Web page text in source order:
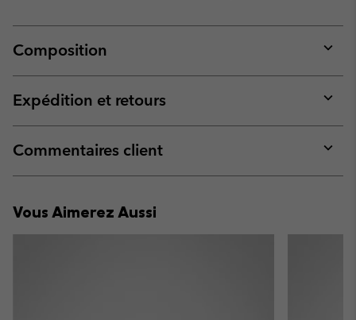
Composition
or
Expédition et retours
or
Commentaires client
or
Vous Aimerez Aussi